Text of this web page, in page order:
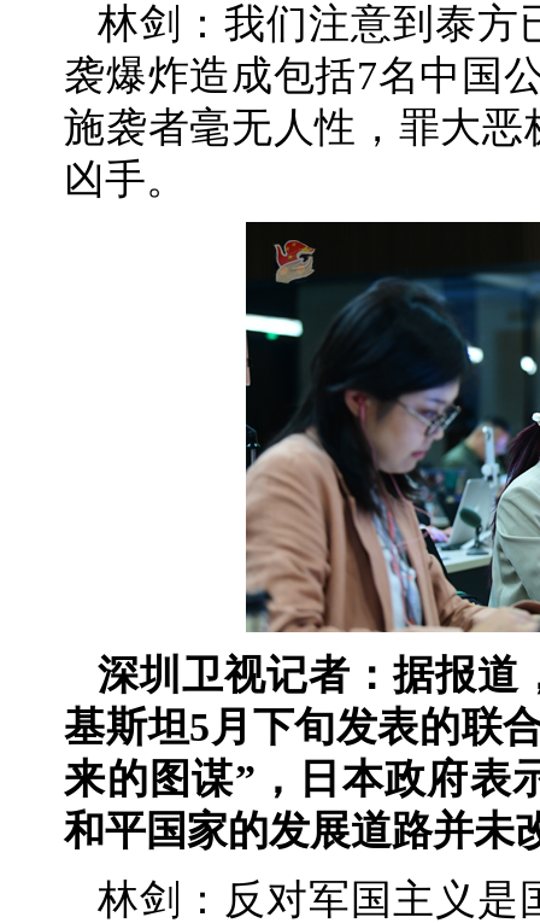
林剑：我们注意到泰方
袭爆炸造成包括7名中国
施袭者毫无人性，罪大
凶手。
深圳卫视记者：据报道
基斯坦5月下旬发表的联
来的图谋”，日本政府表
和平国家的发展道路并未
林剑：反对军国主义是